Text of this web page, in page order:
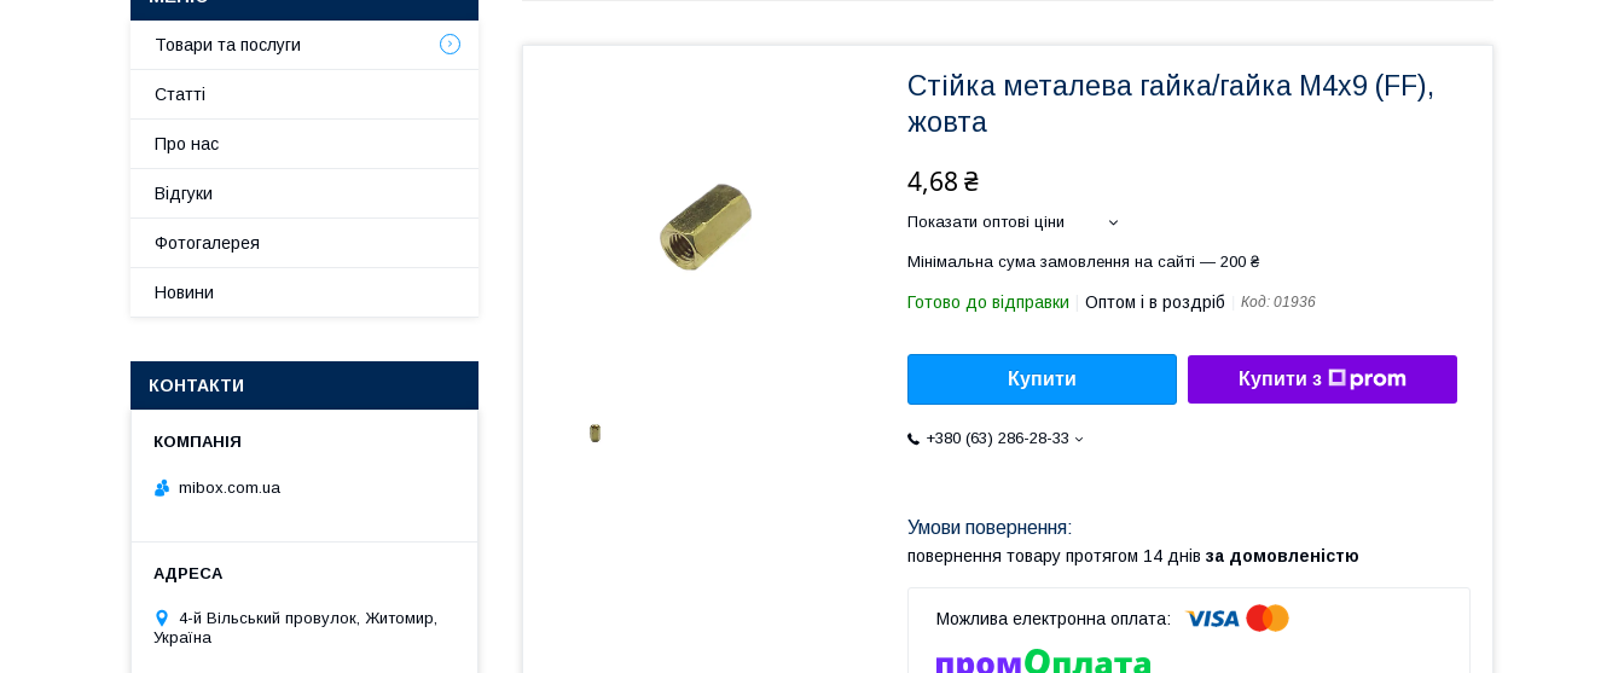
Стійка металева гайка/гайка М4х9 (FF),
жовта
4,68 ₴
Показати оптові ціни
Мінімальна сума замовлення на сайті — 200 ₴
Готово до відправки Оптом і в роздріб Код: 01936
Купити Купити з
+380 (63) 286-28-33
повернення товару протягом 14 днів за домовленістю
Товари та послуги
Статті
Про нас
Відгуки
Фотогалерея
Новини
КОНТАКТИ
mibox.com.ua
4-й Вільський провулок, Житомир,
Україна